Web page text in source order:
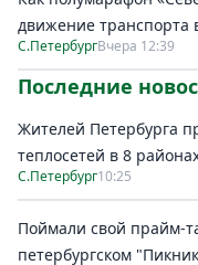
движение транспорта
С.ПетербургВчера 12:39
Последние
Жителей Петербурга
теплосетей в 8
С.Петербург10:25
Поймали свой прайм-
петербургском